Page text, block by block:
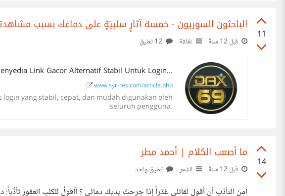
11
الباحثون السوريون - خمسة آثارٍ سلبيّةٍ على دماغك بسبب
قبل 12 سنةً ثقافة
Link Gacor Alternatif Stabil Untuk Login...
www.syr-res.com/article.php
yang stabil, cepat, dan mudah digunakan oleh
seluruh pengguna.
14
ما أصعب الكلام | أحمد مطر
قبل 12 سنةً الشعر تعليق واحد
أمِنَ التأدّبِ أن أقول لقاتلي عُذراً إذا جرحتْ يديكَ دمائي ؟ أأقولُ للكلبِ العقور